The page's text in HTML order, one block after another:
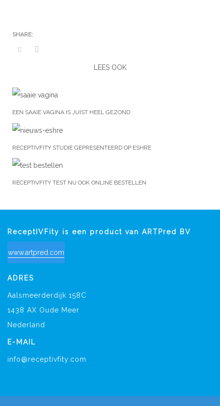
LEES OOK
EEN SAAIE VAGINA IS JUIST HEEL GEZOND
RECEPTIVFITY STUDIE GEPRESENTEERD OP ESHRE
RECEPTIVFITY TEST NU OOK ONLINE BESTELLEN
ReceptIVFity is een product van ARTPred BV
www.artpred.com
ADRES
Aalsmeerderdijk 158C
1438 AX Oude Meer
Nederland
E-MAIL
info@receptivfity.com